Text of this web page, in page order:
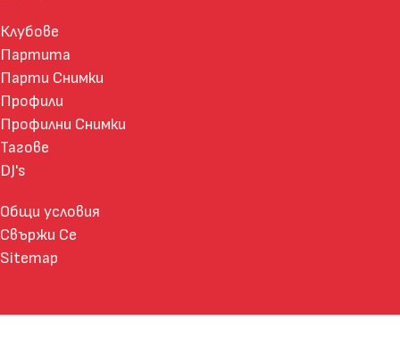
Клубове
Партита
Парти Снимки
Профили
Профилни Снимки
Тагове
DJ's
Общи условия
Свържи Се
Sitemap